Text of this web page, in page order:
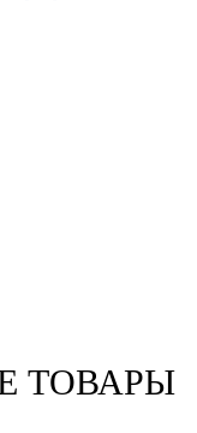
ТОВАРЫ